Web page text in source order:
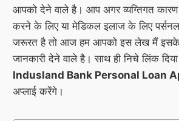
आपको देने वाले है। आप अगर व्यग्तिगत
करने के लिए या मेडिकल इलाज के लिए
जरूरत है तो आज हम आपको इस लेख मैं इसके
जानकारी देने वाले है। साथ ही निचे लिंक
Indusland Bank Personal Loan
अप्लाई करेंगे।